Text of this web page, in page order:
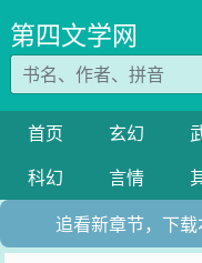
第四文学网
首页 玄幻
科幻
言情
追看新章节，下